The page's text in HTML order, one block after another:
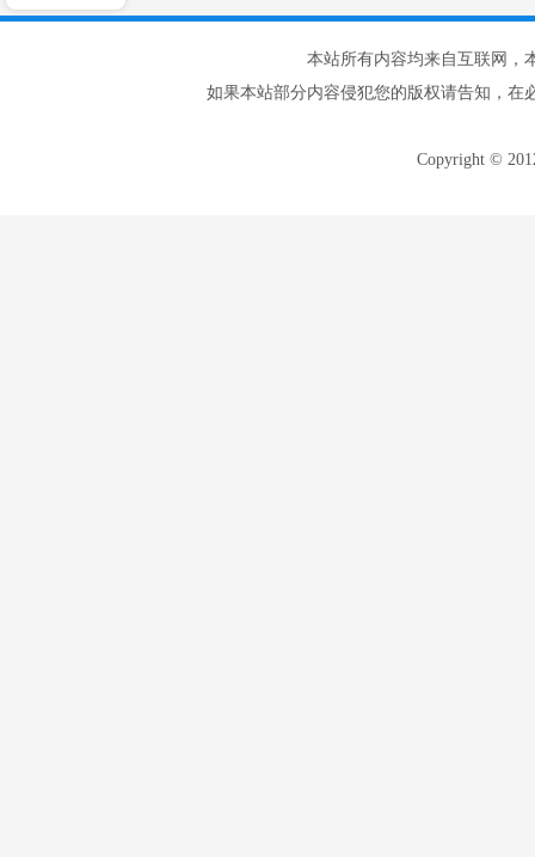
本站所有内容均来自互联网，
如果本站部分内容侵犯您的版权请告知，在
Copyright ©